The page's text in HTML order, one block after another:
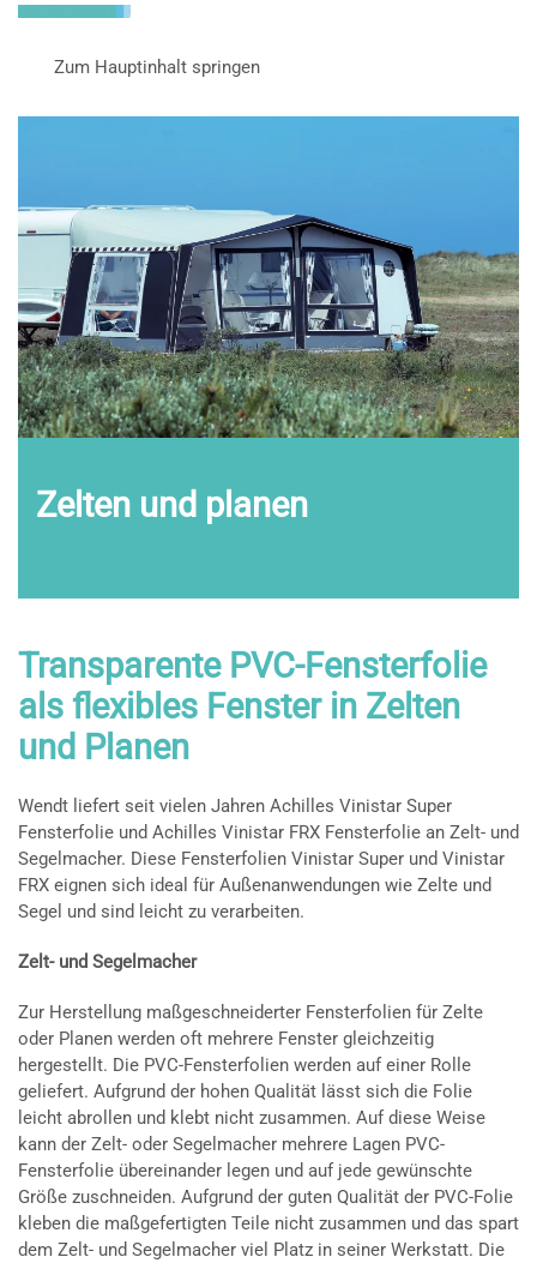
Zum Hauptinhalt springen
Zelten und planen
Transparente PVC-Fensterfolie
als flexibles Fenster in Zelten
und Planen
Wendt liefert seit vielen Jahren Achilles Vinistar Super
Fensterfolie und Achilles Vinistar FRX Fensterfolie an Zelt- und
Segelmacher. Diese Fensterfolien Vinistar Super und Vinistar
FRX eignen sich ideal für Außenanwendungen wie Zelte und
Segel und sind leicht zu verarbeiten.
Zelt- und Segelmacher
Zur Herstellung maßgeschneiderter Fensterfolien für Zelte
oder Planen werden oft mehrere Fenster gleichzeitig
hergestellt. Die PVC-Fensterfolien werden auf einer Rolle
geliefert. Aufgrund der hohen Qualität lässt sich die Folie
leicht abrollen und klebt nicht zusammen. Auf diese Weise
kann der Zelt- oder Segelmacher mehrere Lagen PVC-
Fensterfolie übereinander legen und auf jede gewünschte
Größe zuschneiden. Aufgrund der guten Qualität der PVC-Folie
kleben die maßgefertigten Teile nicht zusammen und das spart
dem Zelt- und Segelmacher viel Platz in seiner Werkstatt. Die